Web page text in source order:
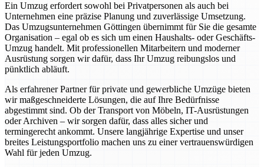
Ein Umzug erfordert sowohl bei Privatpersonen als auch bei
Unternehmen eine präzise Planung und zuverlässige Umsetzung.
Das Umzugsunternehmen Göttingen übernimmt für Sie die gesamte
Organisation – egal ob es sich um einen Haushalts- oder Geschäfts-
Umzug handelt. Mit professionellen Mitarbeitern und moderner
Ausrüstung sorgen wir dafür, dass Ihr Umzug reibungslos und
pünktlich abläuft.
Als erfahrener Partner für private und gewerbliche Umzüge bieten
wir maßgeschneiderte Lösungen, die auf Ihre Bedürfnisse
abgestimmt sind. Ob der Transport von Möbeln, IT-Ausrüstungen
oder Archiven – wir sorgen dafür, dass alles sicher und
termingerecht ankommt. Unsere langjährige Expertise und unser
breites Leistungsportfolio machen uns zu einer vertrauenswürdigen
Wahl für jeden Umzug.